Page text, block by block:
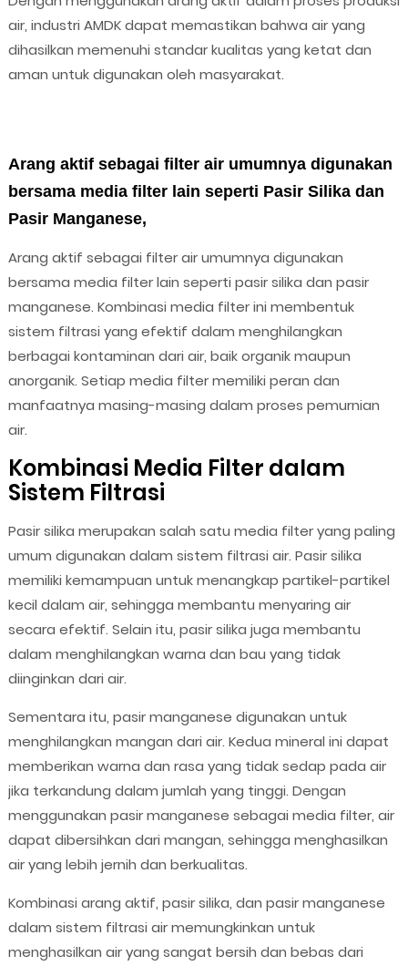
air, industri AMDK dapat memastikan bahwa air yang
dihasilkan memenuhi standar kualitas yang ketat dan
aman untuk digunakan oleh masyarakat.
Arang aktif sebagai filter air umumnya digunakan
bersama media filter lain seperti Pasir Silika dan
Pasir Manganese,
Arang aktif sebagai filter air umumnya digunakan
bersama media filter lain seperti pasir silika dan pasir
manganese. Kombinasi media filter ini membentuk
sistem filtrasi yang efektif dalam menghilangkan
berbagai kontaminan dari air, baik organik maupun
anorganik. Setiap media filter memiliki peran dan
manfaatnya masing-masing dalam proses pemurnian
air.
Kombinasi Media Filter dalam
Sistem Filtrasi
Pasir silika merupakan salah satu media filter yang paling
umum digunakan dalam sistem filtrasi air. Pasir silika
memiliki kemampuan untuk menangkap partikel-partikel
kecil dalam air, sehingga membantu menyaring air
secara efektif. Selain itu, pasir silika juga membantu
dalam menghilangkan warna dan bau yang tidak
diinginkan dari air.
Sementara itu, pasir manganese digunakan untuk
menghilangkan mangan dari air. Kedua mineral ini dapat
memberikan warna dan rasa yang tidak sedap pada air
jika terkandung dalam jumlah yang tinggi. Dengan
menggunakan pasir manganese sebagai media filter, air
dapat dibersihkan dari mangan, sehingga menghasilkan
air yang lebih jernih dan berkualitas.
Kombinasi arang aktif, pasir silika, dan pasir manganese
dalam sistem filtrasi air memungkinkan untuk
menghasilkan air yang sangat bersih dan bebas dari